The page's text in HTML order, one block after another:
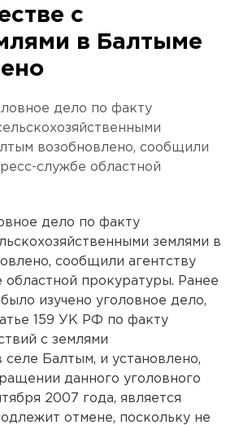
с
в Балтыме
дело по факту
возобновлено, сообщили
службе областной
дело по факту
землями в
сообщили агентству
прокуратуры. Ранее
изучено уголовное дело,
159 УК РФ по факту
с землями
селе Балтым, и установлено,
данного уголовного
2007 года, является
отмене, поскольку не